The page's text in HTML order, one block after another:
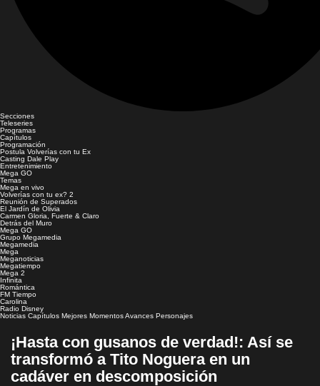
Secciones
Teleseries
Programas
Capítulos
Programación
Postula Volverías con tu Ex
Casting Dale Play
Entretenimiento
Mega GO
Temas
Mega en vivo
Volverías con tu ex? 2
Reunión de Superados
El Jardín de Olivia
Carmen Gloria, Fuerte & Claro
Detrás del Muro
Mega GO
Grupo Megamedia
Megamedia
Mega
Meganoticias
Megatiempo
Mega 2
Infinita
Romántica
FM Tiempo
Carolina
Radio Disney
Noticias Capítulos Mejores MomentosAvances Personajes
¡Hasta con gusanos de verdad!: Así se
transformó a Tito Noguera en un
cadáver en descomposición